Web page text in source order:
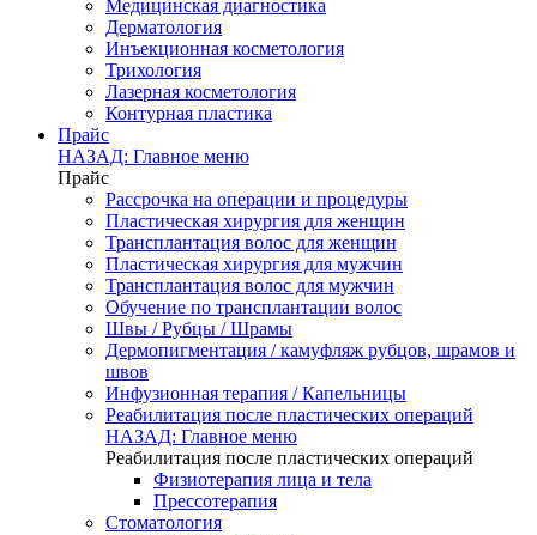
Медицинская диагностика
Дерматология
Инъекционная косметология
Трихология
Лазерная косметология
Контурная пластика
Прайс
НАЗАД: Главное меню
Прайс
Рассрочка на операции и процедуры
Пластическая хирургия для женщин
Трансплантация волос для женщин
Пластическая хирургия для мужчин
Трансплантация волос для мужчин
Обучение по трансплантации волос
Швы / Рубцы / Шрамы
Дермопигментация / камуфляж рубцов, шрамов и
швов
Инфузионная терапия / Капельницы
Реабилитация после пластических операций
НАЗАД: Главное меню
Реабилитация после пластических операций
Физиотерапия лица и тела
Прессотерапия
Стоматология